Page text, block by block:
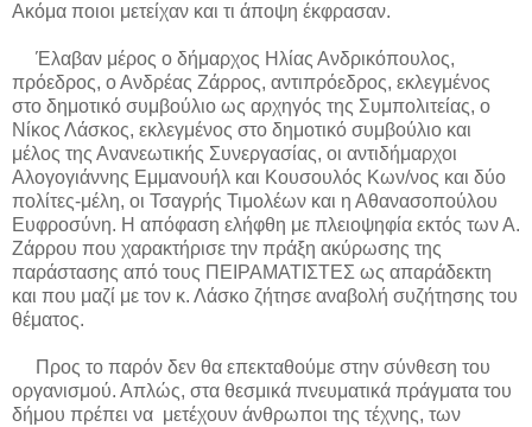
Ακόμα ποιοι μετείχαν και τι άποψη έκφρασαν.
Έλαβαν μέρος ο δήμαρχος Ηλίας Ανδρικόπουλος,
πρόεδρος, ο Ανδρέας Ζάρρος, αντιπρόεδρος, εκλεγμένος
στο δημοτικό συμβούλιο ως αρχηγός της Συμπολιτείας, ο
Νίκος Λάσκος, εκλεγμένος στο δημοτικό συμβούλιο και
μέλος της Ανανεωτικής Συνεργασίας, οι αντιδήμαρχοι
Αλογογιάννης Εμμανουήλ και Κουσουλός Κων/νος και δύο
πολίτες-μέλη, οι Τσαγρής Τιμολέων και η Αθανασοπούλου
Ευφροσύνη. Η απόφαση ελήφθη με πλειοψηφία εκτός των Α.
Ζάρρου που χαρακτήρισε την πράξη ακύρωσης της
παράστασης από τους ΠΕΙΡΑΜΑΤΙΣΤΕΣ ως απαράδεκτη
και που μαζί με τον κ. Λάσκο ζήτησε αναβολή συζήτησης του
θέματος.
Προς το παρόν δεν θα επεκταθούμε στην σύνθεση του
οργανισμού. Απλώς, στα θεσμικά πνευματικά πράγματα του
δήμου πρέπει να μετέχουν άνθρωποι της τέχνης, των